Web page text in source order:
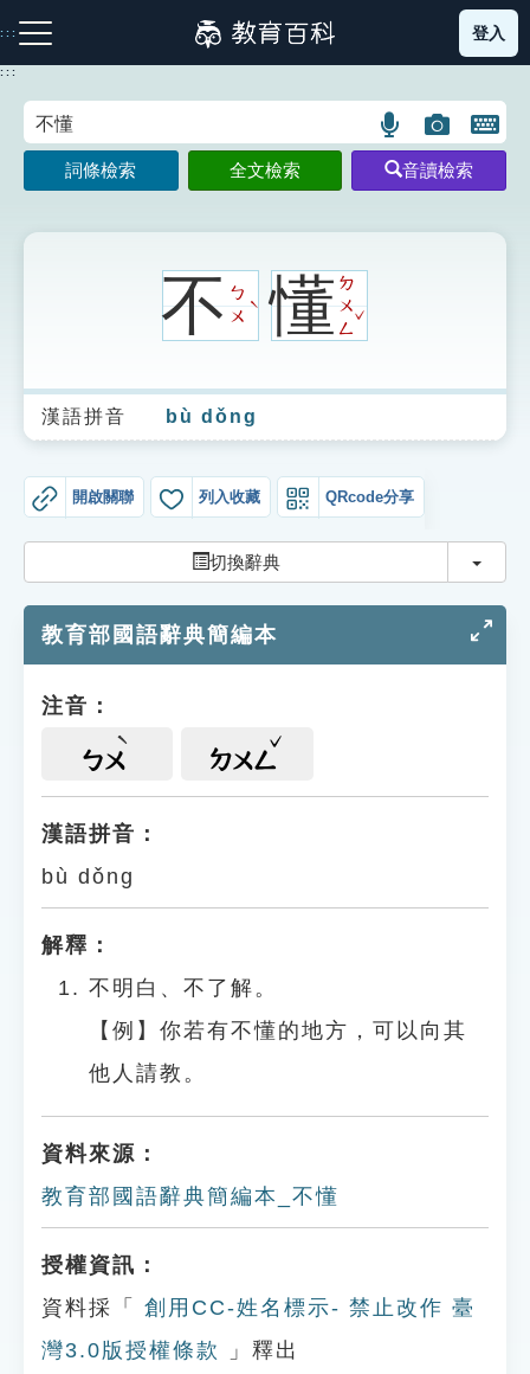
到
主
:::
注音索引圖示 筆畫索引圖示 部首索引表圖示
生字詞彙表
成語故事
索引選單
單字索引
遊戲專區
貓頭鷹博士
登入
:::
語
言
搜
圖
片
搜
開
鍵
圖
詞條檢索 全文檢索 音讀檢索
不ㄅ
ㄨ
ˋ 懂ㄉ
ㄨ
ㄥ
ˇ
漢語拼音 bù dǒng
開啟關聯 列入收藏 QRcode分享
切換辭典 切換
教育部國語辭典簡編本
注音：
ㄅㄨ ㄉㄨㄥ
漢語拼音：
bù dǒng
解釋：
不明白、不了解。
【例】你若有不懂的地方，可以向其
他人請教。
資料來源：
教育部國語辭典簡編本_不懂
授權資訊：
資料採「
創用CC-姓名標示- 禁止改作 臺
灣3.0版授權條款
」釋出